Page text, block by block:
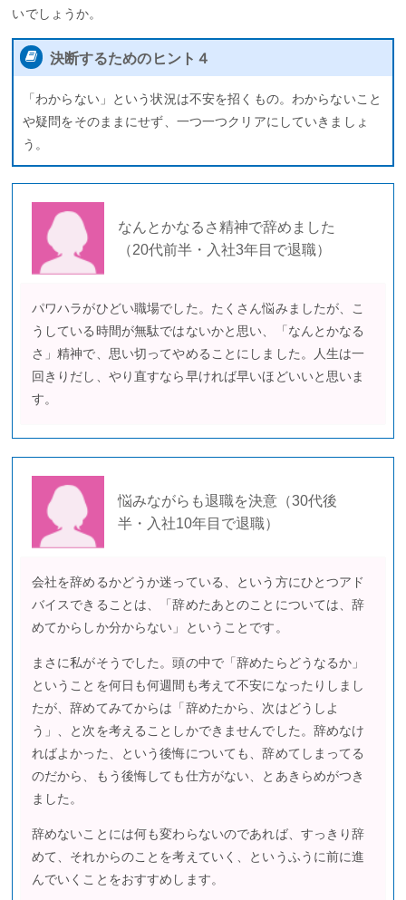
いでしょうか。
決断するためのヒント４
「わからない」という状況は不安を招くもの。わからないこと
や疑問をそのままにせず、一つ一つクリアにしていきましょ
う。
なんとかなるさ精神で辞めました
（20代前半・入社3年目で退職）
パワハラがひどい職場でした。たくさん悩みましたが、こ
うしている時間が無駄ではないかと思い、「なんとかなる
さ」精神で、思い切ってやめることにしました。人生は一
回きりだし、やり直すなら早ければ早いほどいいと思いま
す。
悩みながらも退職を決意（30代後
半・入社10年目で退職）
会社を辞めるかどうか迷っている、という方にひとつアド
バイスできることは、「辞めたあとのことについては、辞
めてからしか分からない」ということです。
まさに私がそうでした。頭の中で「辞めたらどうなるか」
ということを何日も何週間も考えて不安になったりしまし
たが、辞めてみてからは「辞めたから、次はどうしよ
う」、と次を考えることしかできませんでした。辞めなけ
ればよかった、という後悔についても、辞めてしまってる
のだから、もう後悔しても仕方がない、とあきらめがつき
ました。
辞めないことには何も変わらないのであれば、すっきり辞
めて、それからのことを考えていく、というふうに前に進
んでいくことをおすすめします。